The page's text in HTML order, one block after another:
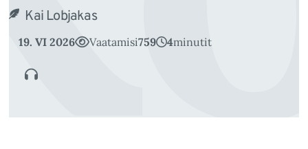
Kai Lobjakas
19. VI 2026 Vaatamisi759 4minutit